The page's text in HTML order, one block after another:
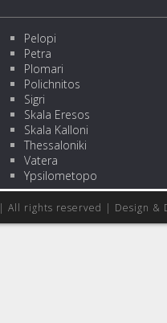
Pelopi
Petra
Plomari
Polichnitos
Sigri
Skala Eresos
Skala Kalloni
Thessaloniki
Vatera
Ypsilometopo
| All rights reserved | Design &